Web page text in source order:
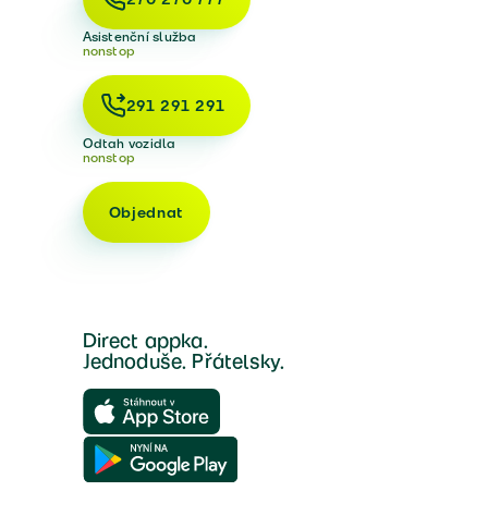
Asistenční služba
nonstop
291 291 291
Odtah vozidla
nonstop
Objednat
Direct appka.
Jednoduše. Přátelsky.